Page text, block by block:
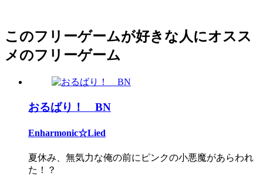
このフリーゲームが好きな人にオスス
メのフリーゲーム
おるばり！ BN
Enharmonic☆Lied
夏休み、無気力な俺の前にピンクの小悪魔があらわれ
た！？